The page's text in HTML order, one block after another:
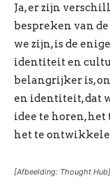
Ja, er zijn
bespreken van
we zijn, is de
identiteit en
belangrijker is,
en identiteit, dat
idee te horen, het
het te
[Afbeelding: Thought Hub]